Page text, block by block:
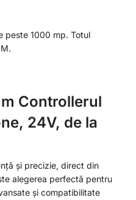
peste 1000 mp. Totul
Controllerul
24V, de la
și precizie, direct din
alegerea perfectă pentru
și compatibilitate